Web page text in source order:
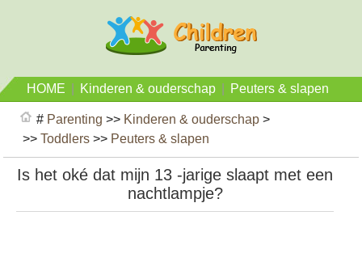
HOME Kinderen & ouderschap Peuters & slapen
# Parenting >> Kinderen & ouderschap >
>>Toddlers >> Peuters & slapen
Is het oké dat mijn 13 -jarige slaapt met een
nachtlampje?